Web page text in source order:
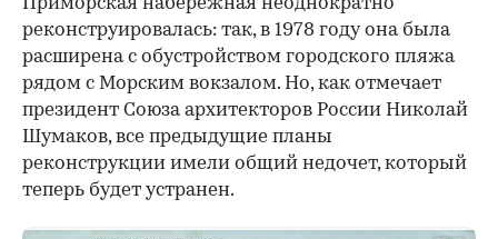
реконструировалась: так, в 1978 году она была
расширена с обустройством городского пляжа
рядом с Морским вокзалом. Но, как отмечает
президент Союза архитекторов России Николай
Шумаков, все предыдущие планы
реконструкции имели общий недочет, который
теперь будет устранен.